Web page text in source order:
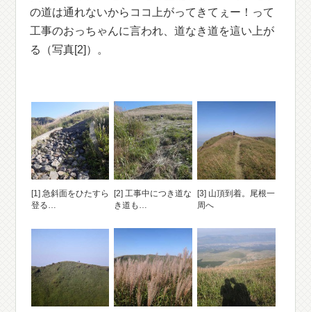
の道は通れないからココ上がってきてぇー！って
工事のおっちゃんに言われ、道なき道を這い上が
る（写真[2]）。
[1] 急斜面をひたすら
登る…
[2] 工事中につき道な
き道も…
[3] 山頂到着。尾根一
周へ